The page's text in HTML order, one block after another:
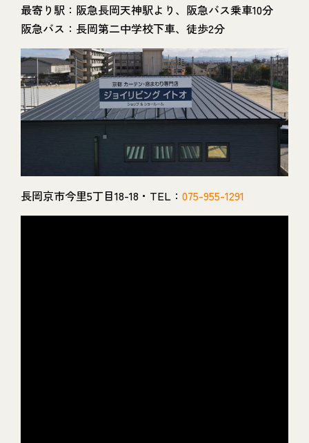
最寄り駅：阪急長岡天神駅より、阪急バス乗車10分
阪急バス：長岡第二中学校下車、徒歩2分
長岡京市今里5丁目18-18・TEL： 075-955-1291